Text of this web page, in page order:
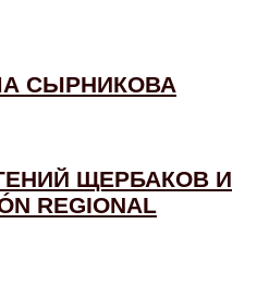
СЫРНИКОВА
ЩЕРБАКОВ И
REGIONAL